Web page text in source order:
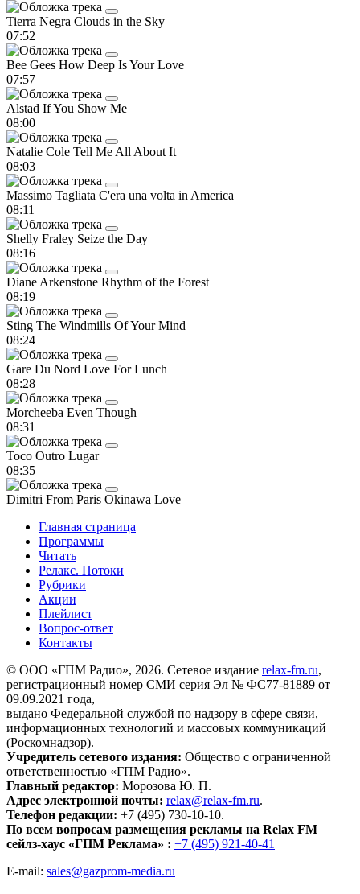
Tierra Negra Clouds in the Sky
07:52
Bee Gees How Deep Is Your Love
07:57
Alstad If You Show Me
08:00
Natalie Cole Tell Me All About It
08:03
Massimo Tagliata C'era una volta in America
08:11
Shelly Fraley Seize the Day
08:16
Diane Arkenstone Rhythm of the Forest
08:19
Sting The Windmills Of Your Mind
08:24
Gare Du Nord Love For Lunch
08:28
Morcheeba Even Though
08:31
Toco Outro Lugar
08:35
Dimitri From Paris Okinawa Love
Главная страница
Программы
Читать
Релакс. Потоки
Рубрики
Акции
Плейлист
Вопрос-ответ
Контакты
© ООО «ГПМ Радио», 2026. Сетевое издание relax-fm.ru,
регистрационный номер СМИ серия Эл № ФС77-81889 от
09.09.2021 года,
выдано Федеральной службой по надзору в сфере связи,
информационных технологий и массовых коммуникаций
(Роскомнадзор).
Учредитель сетевого издания: Общество с ограниченной
ответственностью «ГПМ Радио».
Главный редактор: Морозова Ю. П.
Адрес электронной почты: relax@relax-fm.ru.
Телефон редакции: +7 (495) 730-10-10.
По всем вопросам размещения рекламы на Relax FM
сейлз-хаус «ГПМ Реклама» : +7 (495) 921-40-41
E-mail: sales@gazprom-media.ru